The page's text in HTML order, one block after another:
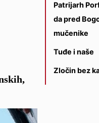
Patrijarh
da pred
mučenike
Tuđe i naše
Zločin bez